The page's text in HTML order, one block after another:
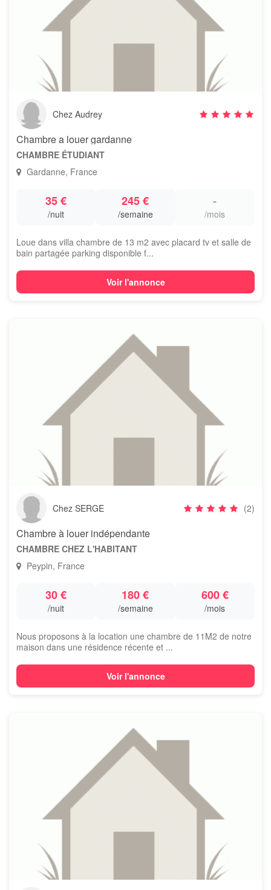
Chez Audrey
Chambre a louer gardanne
CHAMBRE ÉTUDIANT
Gardanne, France
35 €
/nuit
245 €
/semaine
-
/mois
Loue dans villa chambre de 13 m2 avec placard tv et salle de
bain partagée parking disponible f...
Voir l'annonce
Chez SERGE (2)
Chambre à louer indépendante
CHAMBRE CHEZ L'HABITANT
Peypin, France
30 €
/nuit
180 €
/semaine
600 €
/mois
Nous proposons à la location une chambre de 11M2 de notre
maison dans une résidence récente et ...
Voir l'annonce